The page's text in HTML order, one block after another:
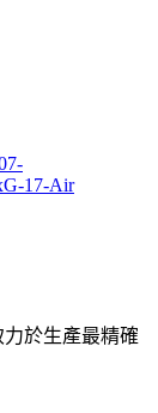
G-17-Air
於生產最精確